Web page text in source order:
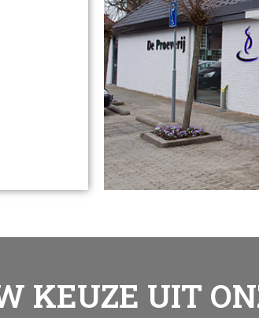
KEUZE UIT